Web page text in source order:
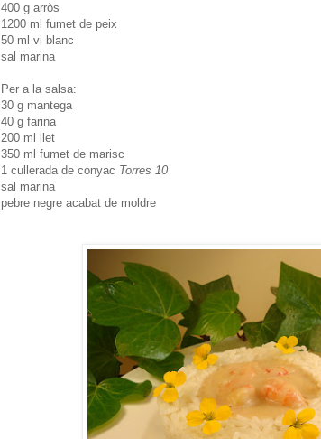
400 g arròs
1200 ml fumet de peix
50 ml vi blanc
sal marina
Per a la salsa:
30 g mantega
40 g farina
200 ml llet
350 ml fumet de marisc
1 cullerada de conyac Torres 10
sal marina
pebre negre acabat de moldre